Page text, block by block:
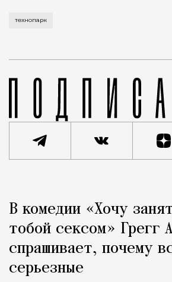
технопарк
Город
В комедии «Хочу
тобой сексом» Грегг
спрашивает, почему
серьезные